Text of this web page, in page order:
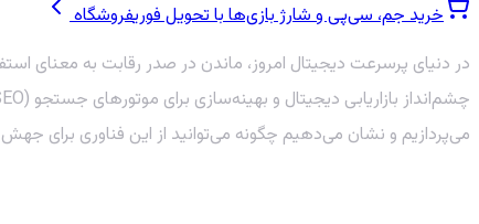
خرید جم، سی‌پی و شارژ بازی‌ها با تحویل فوریفروشگاه
چشم‌انداز بازاریابی دیجیتال و بهینه‌سازی برای موتورهای جستجو (SEO) را برای همیشه تغییر داده است. در این مقاله از
می‌پردازیم و نشان می‌دهیم چگونه می‌توانید از این فناوری برای